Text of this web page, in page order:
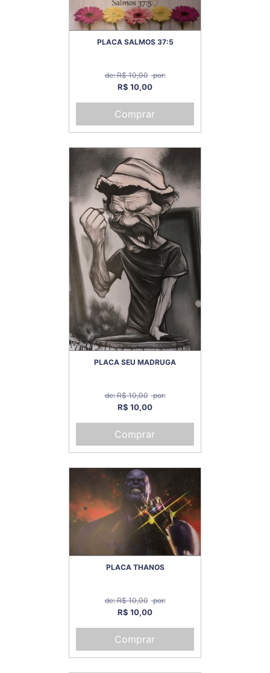
PLACA SALMOS 37:5
de: R$ 10,00 por:
R$ 10,00
Comprar
PLACA SEU MADRUGA
de: R$ 10,00 por:
R$ 10,00
Comprar
PLACA THANOS
de: R$ 10,00 por:
R$ 10,00
Comprar